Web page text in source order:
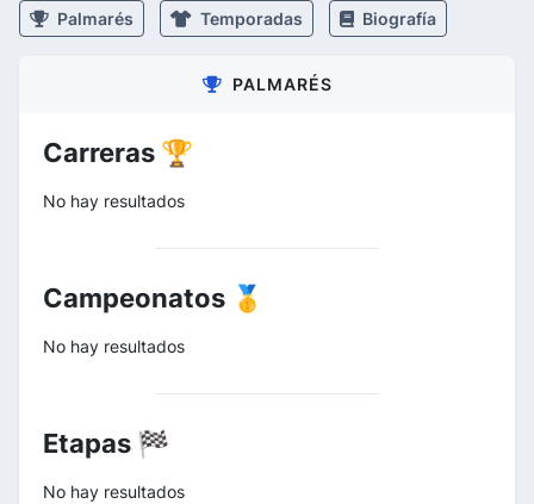
Palmarés Temporadas Biografía
PALMARÉS
Carreras 🏆
No hay resultados
Campeonatos 🥇
No hay resultados
Etapas 🏁
No hay resultados